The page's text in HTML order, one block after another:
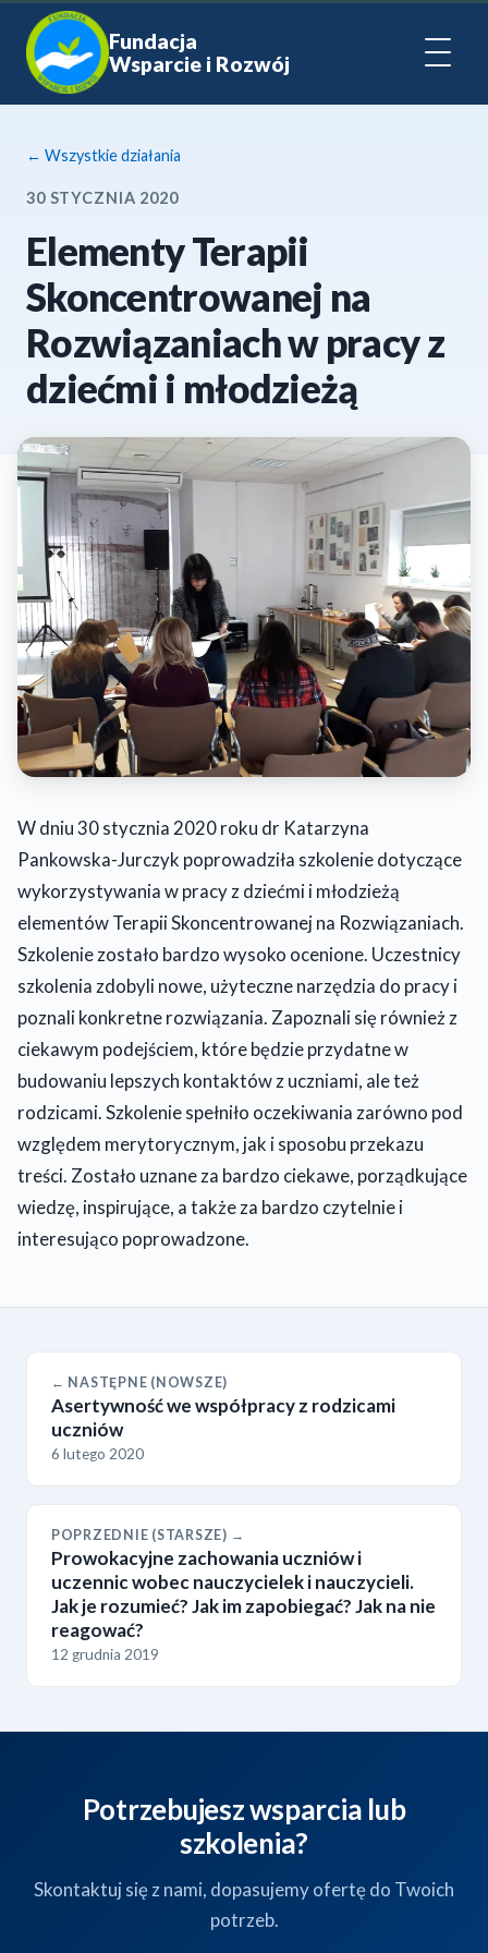
Fundacja
Wsparcie i Rozwój
← Wszystkie działania
30 STYCZNIA 2020
Elementy Terapii
Skoncentrowanej na
Rozwiązaniach w pracy z
dziećmi i młodzieżą
W dniu 30 stycznia 2020 roku dr Katarzyna
Pankowska-Jurczyk poprowadziła szkolenie dotyczące
wykorzystywania w pracy z dziećmi i młodzieżą
elementów Terapii Skoncentrowanej na Rozwiązaniach.
Szkolenie zostało bardzo wysoko ocenione. Uczestnicy
szkolenia zdobyli nowe, użyteczne narzędzia do pracy i
poznali konkretne rozwiązania. Zapoznali się również z
ciekawym podejściem, które będzie przydatne w
budowaniu lepszych kontaktów z uczniami, ale też
rodzicami. Szkolenie spełniło oczekiwania zarówno pod
względem merytorycznym, jak i sposobu przekazu
treści. Zostało uznane za bardzo ciekawe, porządkujące
wiedzę, inspirujące, a także za bardzo czytelnie i
interesująco poprowadzone.
← NASTĘPNE (NOWSZE)
Asertywność we współpracy z rodzicami
uczniów
6 lutego 2020
POPRZEDNIE (STARSZE) →
Prowokacyjne zachowania uczniów i
uczennic wobec nauczycielek i nauczycieli.
Jak je rozumieć? Jak im zapobiegać? Jak na nie
reagować?
12 grudnia 2019
Potrzebujesz wsparcia lub
szkolenia?
Skontaktuj się z nami, dopasujemy ofertę do Twoich
potrzeb.